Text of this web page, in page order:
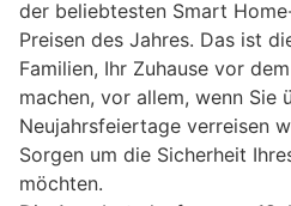
der beliebtesten Smart
Preisen des Jahres. Das ist
Familien, Ihr Zuhause vor
machen, vor allem, wenn Sie
Neujahrsfeiertage verreisen
Sorgen um die Sicherheit
möchten.